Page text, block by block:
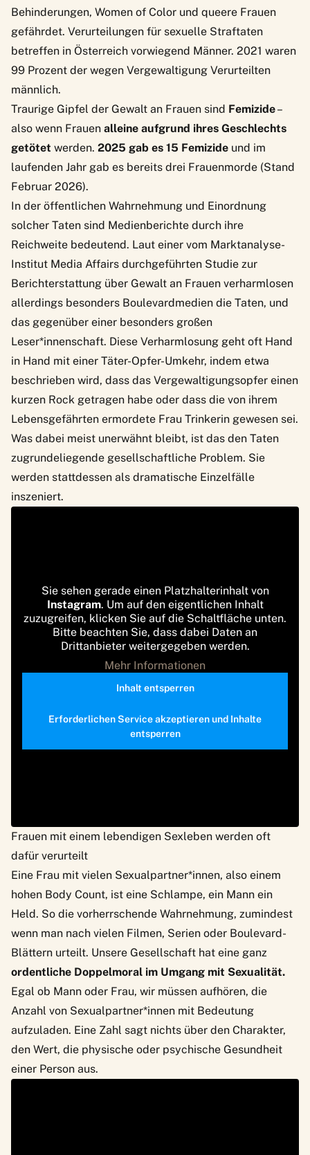
Behinderungen, Women of Color und queere Frauen
gefährdet. Verurteilungen für sexuelle Straftaten
betreffen in Österreich vorwiegend Männer. 2021 waren
99 Prozent der wegen Vergewaltigung Verurteilten
männlich.
Traurige Gipfel der Gewalt an Frauen sind Femizide–
also wenn Frauen alleine aufgrund ihres Geschlechts
getötet werden. 2025 gab es 15 Femizide und im
laufenden Jahr gab es bereits drei Frauenmorde (Stand
Februar 2026).
In der öffentlichen Wahrnehmung und Einordnung
solcher Taten sind Medienberichte durch ihre
Reichweite bedeutend. Laut einer vom Marktanalyse-
Institut Media Affairs durchgeführten Studie zur
Berichterstattung über Gewalt an Frauen verharmlosen
allerdings besonders Boulevardmedien die Taten, und
das gegenüber einer besonders großen
Leser*innenschaft. Diese Verharmlosung geht oft Hand
in Hand mit einer Täter-Opfer-Umkehr, indem etwa
beschrieben wird, dass das Vergewaltigungsopfer einen
kurzen Rock getragen habe oder dass die von ihrem
Lebensgefährten ermordete Frau Trinkerin gewesen sei.
Was dabei meist unerwähnt bleibt, ist das den Taten
zugrundeliegende gesellschaftliche Problem. Sie
werden stattdessen als dramatische Einzelfälle
inszeniert.
Sie sehen gerade einen Platzhalterinhalt von
Instagram. Um auf den eigentlichen Inhalt
zuzugreifen, klicken Sie auf die Schaltfläche unten.
Bitte beachten Sie, dass dabei Daten an
Drittanbieter weitergegeben werden.
Mehr Informationen
Inhalt entsperren
Erforderlichen Service akzeptieren und Inhalte
entsperren
Frauen mit einem lebendigen Sexleben werden oft
dafür verurteilt
Eine Frau mit vielen Sexualpartner*innen, also einem
hohen Body Count, ist eine Schlampe, ein Mann ein
Held. So die vorherrschende Wahrnehmung, zumindest
wenn man nach vielen Filmen, Serien oder Boulevard-
Blättern urteilt. Unsere Gesellschaft hat eine ganz
ordentliche Doppelmoral im Umgang mit Sexualität.
Egal ob Mann oder Frau, wir müssen aufhören, die
Anzahl von Sexualpartner*innen mit Bedeutung
aufzuladen. Eine Zahl sagt nichts über den Charakter,
den Wert, die physische oder psychische Gesundheit
einer Person aus.